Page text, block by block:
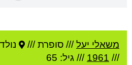
משאלי יעל/// סופרת ///
///
1961 /// גיל: 65